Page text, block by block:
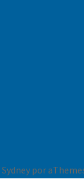
Sydney por